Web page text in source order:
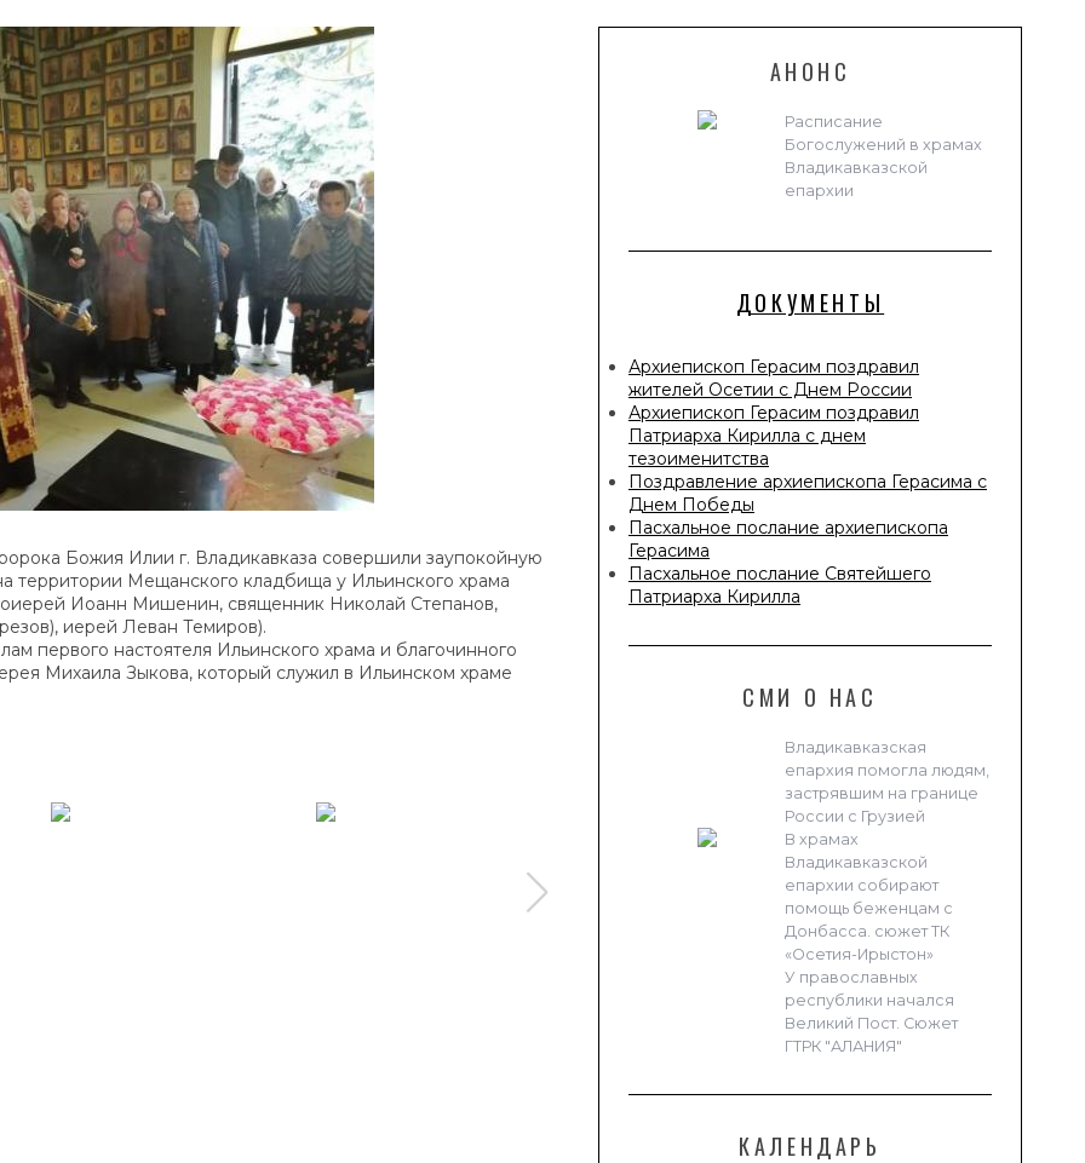
АНОНС
Расписание
Богослужений в храмах
Владикавказской
епархии
ДОКУМЕНТЫ
Архиепископ Герасим поздравил
жителей Осетии с Днем России
Архиепископ Герасим поздравил
Патриарха Кирилла с днем
тезоименитства
Поздравление архиепископа Герасима с
Днем Победы
Пасхальное послание архиепископа
Герасима
Пасхальное послание Святейшего
Патриарха Кирилла
СМИ О НАС
Владикавказская
епархия помогла людям,
застрявшим на границе
России с Грузией
В храмах
Владикавказской
епархии собирают
помощь беженцам с
Донбасса. сюжет ТК
«Осетия-Ирыстон»
У православных
республики начался
Великий Пост. Сюжет
ГТРК "АЛАНИЯ"
КАЛЕНДАРЬ
Божия Илии г. Владикавказа совершили заупокойную
территории Мещанского кладбища у Ильинского храма
Иоанн Мишенин, священник Николай Степанов,
иерей Леван Темиров).
первого настоятеля Ильинского храма и благочинного
Михаила Зыкова, который служил в Ильинском храме